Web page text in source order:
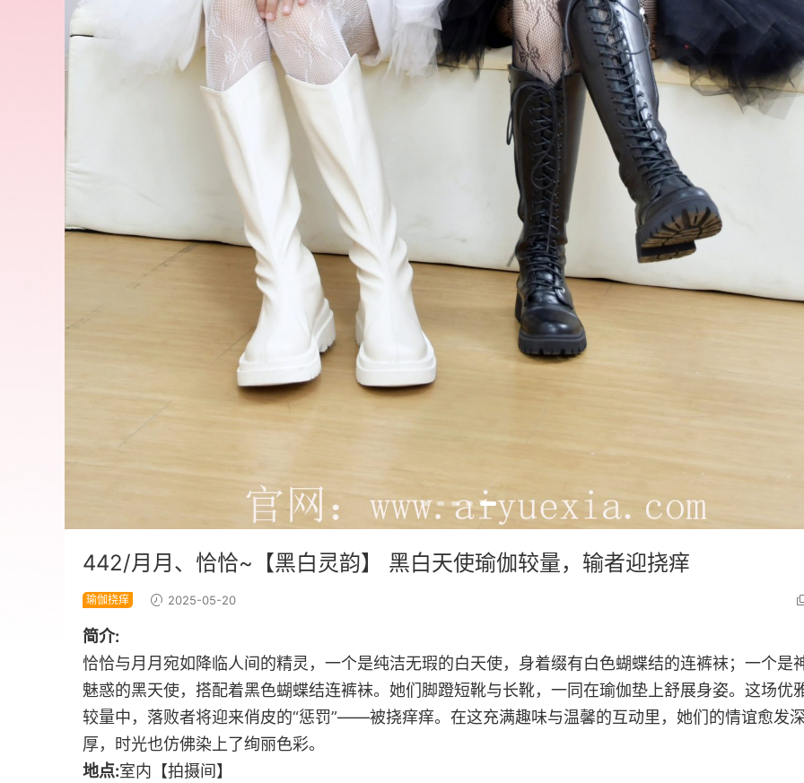
442/月月、恰恰~【黑白灵韵】 黑白天使瑜伽较量，输者迎挠痒
瑜伽挠痒 2025-05-20
简介:
恰恰与月月宛如降临人间的精灵，一个是纯洁无瑕的白天使，身着缀有白色蝴蝶结的连裤袜；一个是
魅惑的黑天使，搭配着黑色蝴蝶结连裤袜。她们脚蹬短靴与长靴，一同在瑜伽垫上舒展身姿。这场优
较量中，落败者将迎来俏皮的“惩罚”——被挠痒痒。在这充满趣味与温馨的互动里，她们的情谊愈发
厚，时光也仿佛染上了绚丽色彩。
地点:室内【拍摄间】